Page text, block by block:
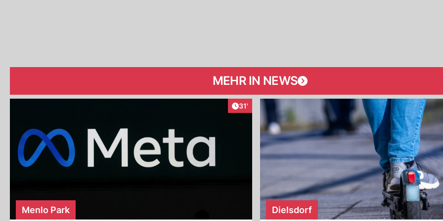
MEHR IN NEWS
Artikel veröffentlicht:
31'
Menlo Park Dielsdorf